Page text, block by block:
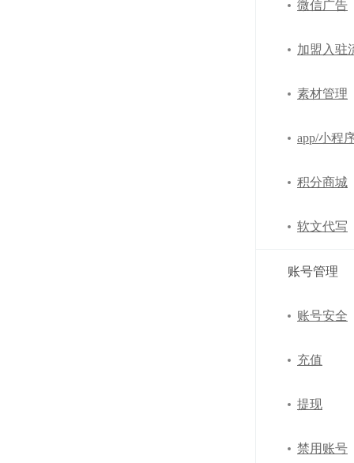
微信广告
加盟入驻
素材管理
app/小程
积分商城
软文代写
账号管理
账号安全
充值
提现
禁用账号